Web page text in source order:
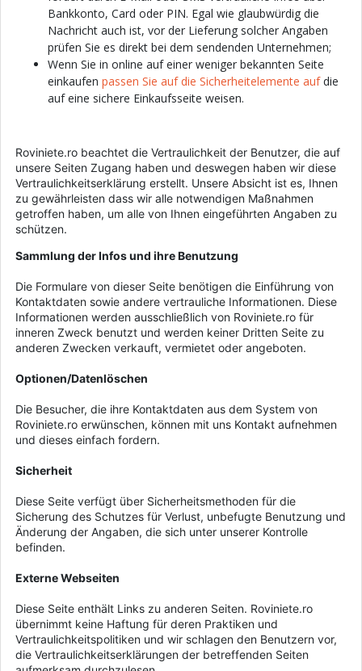
Bankkonto, Card oder PIN. Egal wie glaubwürdig die
Nachricht auch ist, vor der Lieferung solcher Angaben
prüfen Sie es direkt bei dem sendenden Unternehmen;
Wenn Sie in online auf einer weniger bekannten Seite
einkaufen passen Sie auf die Sicherheitelemente aufdie
auf eine sichere Einkaufsseite weisen.
Roviniete.ro beachtet die Vertraulichkeit der Benutzer, die auf
unsere Seiten Zugang haben und deswegen haben wir diese
Vertraulichkeitserklärung erstellt. Unsere Absicht ist es, Ihnen
zu gewährleisten dass wir alle notwendigen Maßnahmen
getroffen haben, um alle von Ihnen eingeführten Angaben zu
schützen.
Sammlung der Infos und ihre Benutzung
Die Formulare von dieser Seite benötigen die Einführung von
Kontaktdaten sowie andere vertrauliche Informationen. Diese
Informationen werden ausschließlich von Roviniete.ro für
inneren Zweck benutzt und werden keiner Dritten Seite zu
anderen Zwecken verkauft, vermietet oder angeboten.
Optionen/Datenlöschen
Die Besucher, die ihre Kontaktdaten aus dem System von
Roviniete.ro erwünschen, können mit uns Kontakt aufnehmen
und dieses einfach fordern.
Sicherheit
Diese Seite verfügt über Sicherheitsmethoden für die
Sicherung des Schutzes für Verlust, unbefugte Benutzung und
Änderung der Angaben, die sich unter unserer Kontrolle
befinden.
Externe Webseiten
Diese Seite enthält Links zu anderen Seiten. Roviniete.ro
übernimmt keine Haftung für deren Praktiken und
Vertraulichkeitspolitiken und wir schlagen den Benutzern vor,
die Vertraulichkeitserklärungen der betreffenden Seiten